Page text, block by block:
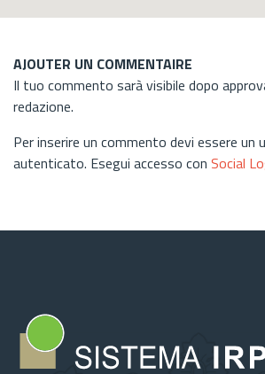
AJOUTER UN COMMENTAIRE
Il tuo commento sarà visibile dopo
redazione.
Per inserire un commento devi essere un
autenticato. Esegui accesso con Social